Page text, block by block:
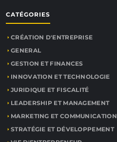
CATÉGORIES
CRÉATION D'ENTREPRISE
GENERAL
GESTION ET FINANCES
INNOVATION ET TECHNOLOGIE
JURIDIQUE ET FISCALITÉ
LEADERSHIP ET MANAGEMENT
MARKETING ET COMMUNICATION
STRATÉGIE ET DÉVELOPPEMENT